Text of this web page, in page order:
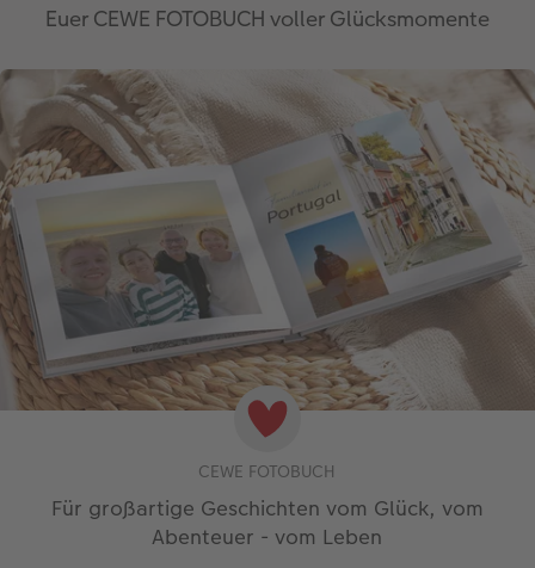
Euer CEWE FOTOBUCH voller Glücksmomente
CEWE FOTOBUCH
Für großartige Geschichten vom Glück, vom
Abenteuer - vom Leben